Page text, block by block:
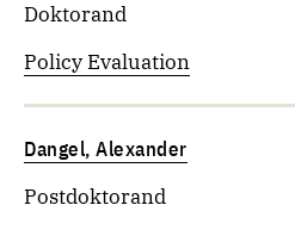
Doktorand
Policy Evaluation
Dangel, Alexander
Postdoktorand